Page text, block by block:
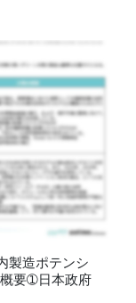
製造ポテンシ
要➀日本政府